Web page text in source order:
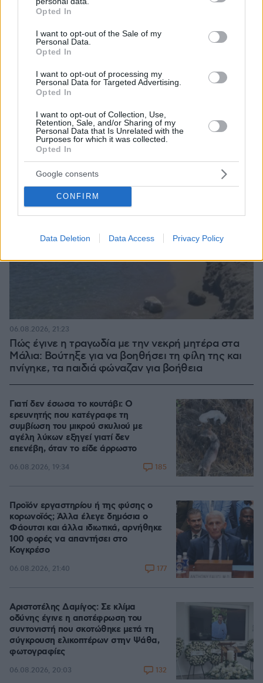
grant or deny consent to Google and its third-party tags to
use your data for below specified purposes in below Google
consent section.
Opted In
I want to opt-out of the Sale of my
Personal Data.
Opted In
I want to opt-out of processing my
Personal Data for Targeted Advertising.
Opted In
I want to opt-out of Collection, Use,
Retention, Sale, and/or Sharing of my
Personal Data that Is Unrelated with the
Purposes for which it was collected.
Opted In
Google consents
CONFIRM
Data Deletion Data Access Privacy Policy
Χρίστος Κούγιας: Η προσωπική μου ζωή δεν
μπορεί να είναι αντικείμενο φημών ή σεναρίων
που παρουσιάζονται ως πραγματικά γεγονότα
06.08.2026, 22:24
Πώς έγινε η τραγωδία με την νεκρή μητέρα στα
Μάλια: Βούτηξε για να βοηθήσει τη φίλη της και
πνίγηκε, τα παιδιά φώναζαν για βοήθεια
06.08.2026, 21:23
Γιατί δεν έσωσα το κουτάβι: Ο
ερευνητής που κατέγραφε τη
συμβίωση του μικρού σκυλιού με
αγέλη λύκων εξηγεί γιατί δεν
επενέβη, όταν το είδε άρρωστο
06.08.2026, 19:34 185
Προϊόν εργαστηρίου ή της φύσης ο
κορωνοϊός; Άλλα έλεγε δημόσια ο
Φάουτσι και άλλα ιδιωτικά, αρνήθηκε
100 φορές να απαντήσει στο
Κογκρέσο
06.08.2026, 21:40 177
Αριστοτέλης Δαμίγος: Σε κλίμα
οδύνης έγινε η αποτέφρωση του
συντονιστή που σκοτώθηκε μετά τη
σύγκρουση ελικοπτέρων στην Ψάθα,
φωτογραφίες
06.08.2026, 20:03 132